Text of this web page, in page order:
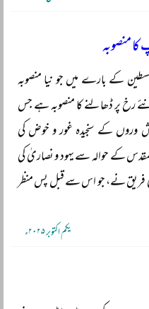
منصوبہ
کے بارے میں جو نیا منصوبہ
رخ پر ڈھالنے کا منصوبہ ہے جس
وروں کے سنجیدہ غور و خوض کی
کے حوالہ سے یہود و نصاریٰ کی
فریق نے، جو اس سے قبل پس منظر
یکم اکتوبر ۲۰۲۵ء